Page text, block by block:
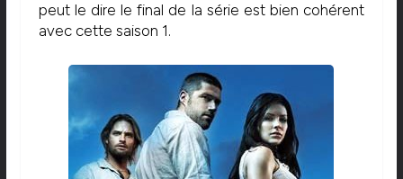
peut le dire le final de la série est bien cohérent
avec cette saison 1.